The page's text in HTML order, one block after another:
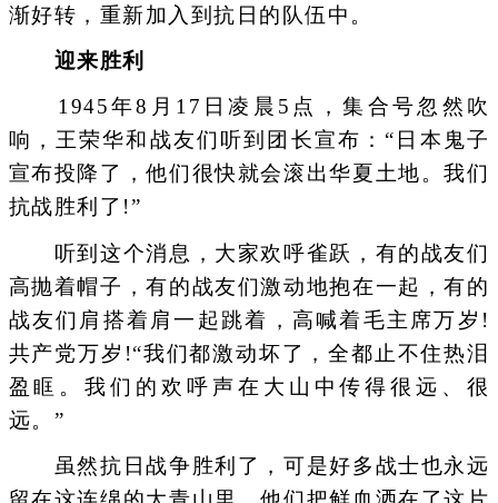
渐好转，重新加入到抗日的队伍中。
迎来胜利
1945年8月17日凌晨5点，集合号忽然吹
响，王荣华和战友们听到团长宣布：“日本鬼子
宣布投降了，他们很快就会滚出华夏土地。我们
抗战胜利了!”
听到这个消息，大家欢呼雀跃，有的战友们
高抛着帽子，有的战友们激动地抱在一起，有的
战友们肩搭着肩一起跳着，高喊着毛主席万岁!
共产党万岁!“我们都激动坏了，全都止不住热泪
盈眶。我们的欢呼声在大山中传得很远、很
远。”
虽然抗日战争胜利了，可是好多战士也永远